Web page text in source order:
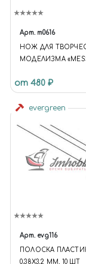
Арт. m0616
НОЖ ДЛЯ
МОДЕЛИЗМА
от 480 ₽
evergreen
Арт. evg116
ПОЛОСКА
0,38Х3,2 ММ, 10 ШТ